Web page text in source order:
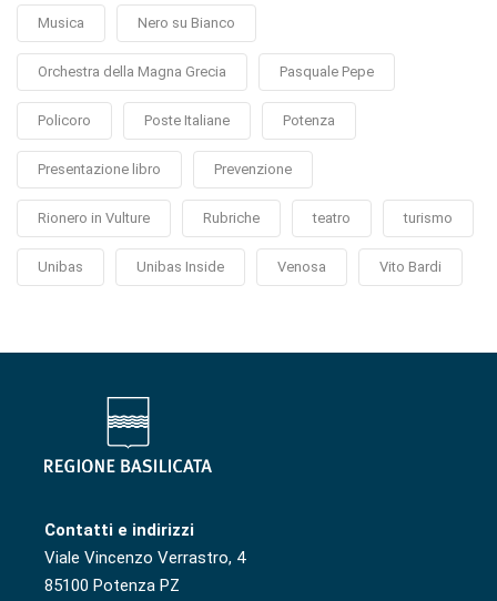
Musica Nero su Bianco
Orchestra della Magna Grecia Pasquale Pepe
Policoro Poste Italiane Potenza
Presentazione libro Prevenzione
Rionero in Vulture Rubriche teatro turismo
Unibas Unibas Inside Venosa Vito Bardi
Contatti e indirizzi
Viale Vincenzo Verrastro, 4
85100 Potenza PZ